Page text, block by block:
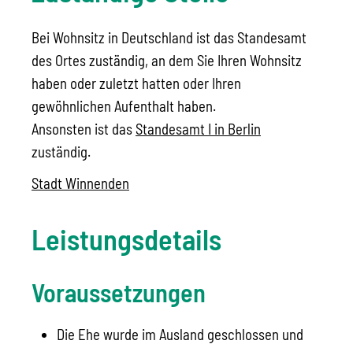
Bei Wohnsitz in Deutschland ist das Standesamt
des Ortes zuständig, an dem Sie Ihren Wohnsitz
haben oder zuletzt hatten oder Ihren
gewöhnlichen Aufenthalt haben.
Ansonsten ist dasStandesamt I in Berlin
zuständig.
Stadt Winnenden
Leistungsdetails
Voraussetzungen
Die Ehe wurde im Ausland geschlossen und